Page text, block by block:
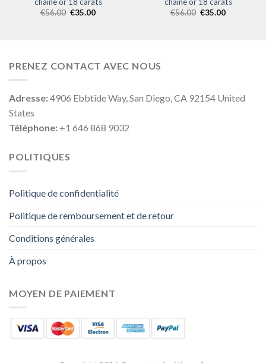
€56.00 €35.00
€56.00 €35.00
PRENEZ CONTACT AVEC NOUS
Adresse:4906 Ebbtide Way, San Diego, CA 92154 United
States
Téléphone: +1 646 868 9032
POLITIQUES
Politique de confidentialité
Politique de remboursement et de retour
Conditions générales
À propos
MOYEN DE PAIEMENT